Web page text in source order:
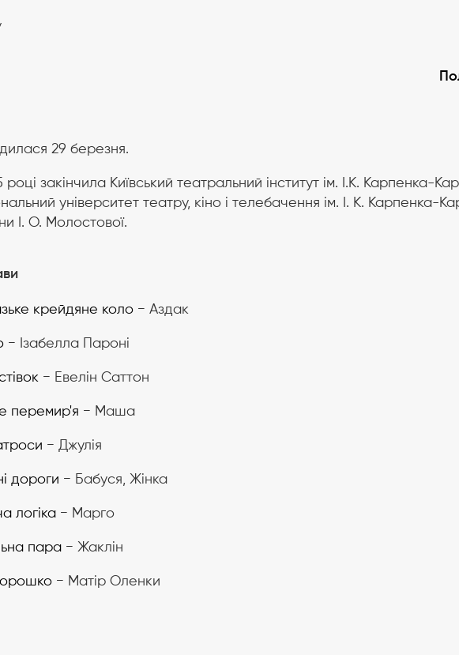
29 березня.
році закінчила Київський театральний інститут ім. І.К. Карпенка-
університет театру, кіно і телебачення ім. І. К. Карпенка-
І. О. Молостової.
крейдяне коло − Аздак
− Ізабелла Пароні
− Евелін Саттон
перемир'я − Маша
− Джулія
дороги − Бабуся, Жінка
логіка − Марго
пара − Жаклін
− Матір Оленки